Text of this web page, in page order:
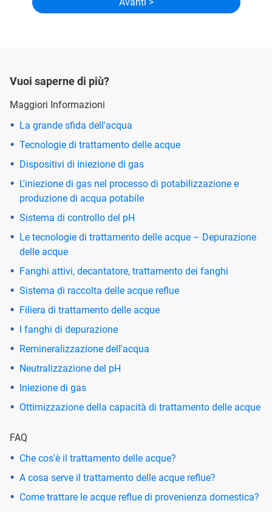
Vuoi saperne di più?
Maggiori Informazioni
La grande sfida dell'acqua
Tecnologie di trattamento delle acque
Dispositivi di iniezione di gas
L'iniezione di gas nel processo di potabilizzazione e
produzione di acqua potabile
Sistema di controllo del pH
Le tecnologie di trattamento delle acque – Depurazione
delle acque
Fanghi attivi, decantatore, trattamento dei fanghi
Sistema di raccolta delle acque reflue
Filiera di trattamento delle acque
I fanghi di depurazione
Remineralizzazione dell'acqua
Neutralizzazione del pH
Iniezione di gas
Ottimizzazione della capacità di trattamento delle acque
FAQ
Che cos'è il trattamento delle acque?
A cosa serve il trattamento delle acque reflue?
Come trattare le acque reflue di provenienza domestica?